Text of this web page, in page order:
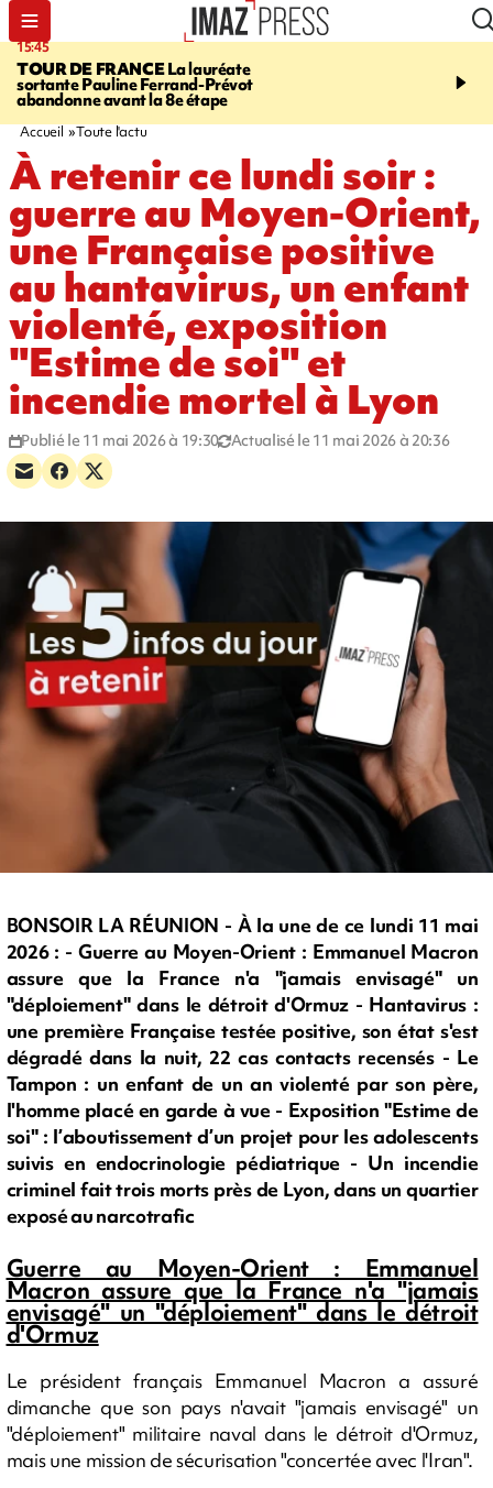
15:45
TOUR DE FRANCELa lauréate
sortante Pauline Ferrand-Prévot
abandonne avant la 8e étape
20:17
routière, concours de
Accueil Toute l'actu
À retenir ce lundi soir :
guerre au Moyen-Orient,
une Française positive
au hantavirus, un enfant
violenté, exposition
"Estime de soi" et
incendie mortel à Lyon
Publié le 11 mai 2026 à 19:30 Actualisé le 11 mai 2026 à 20:36
BONSOIR LA RÉUNION - À la une de ce lundi 11 mai
2026 : - Guerre au Moyen-Orient : Emmanuel Macron
assure que la France n'a "jamais envisagé" un
"déploiement" dans le détroit d'Ormuz - Hantavirus :
une première Française testée positive, son état s'est
dégradé dans la nuit, 22 cas contacts recensés - Le
Tampon : un enfant de un an violenté par son père,
l'homme placé en garde à vue - Exposition "Estime de
soi" : l’aboutissement d’un projet pour les adolescents
suivis en endocrinologie pédiatrique - Un incendie
criminel fait trois morts près de Lyon, dans un quartier
exposé au narcotrafic
Guerre au Moyen-Orient : Emmanuel
Macron assure que la France n'a "jamais
envisagé" un "déploiement" dans le détroit
d'Ormuz
Le président français Emmanuel Macron a assuré
dimanche que son pays n'avait "jamais envisagé" un
"déploiement" militaire naval dans le détroit d'Ormuz,
mais une mission de sécurisation "concertée avec l'Iran".